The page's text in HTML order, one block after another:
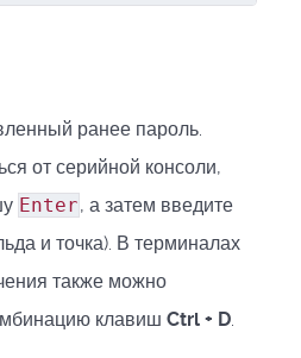
ранее пароль.
от серийной консоли,
Enter, а затем введите
и точка). В терминалах
также можно
клавиш Ctrl + D